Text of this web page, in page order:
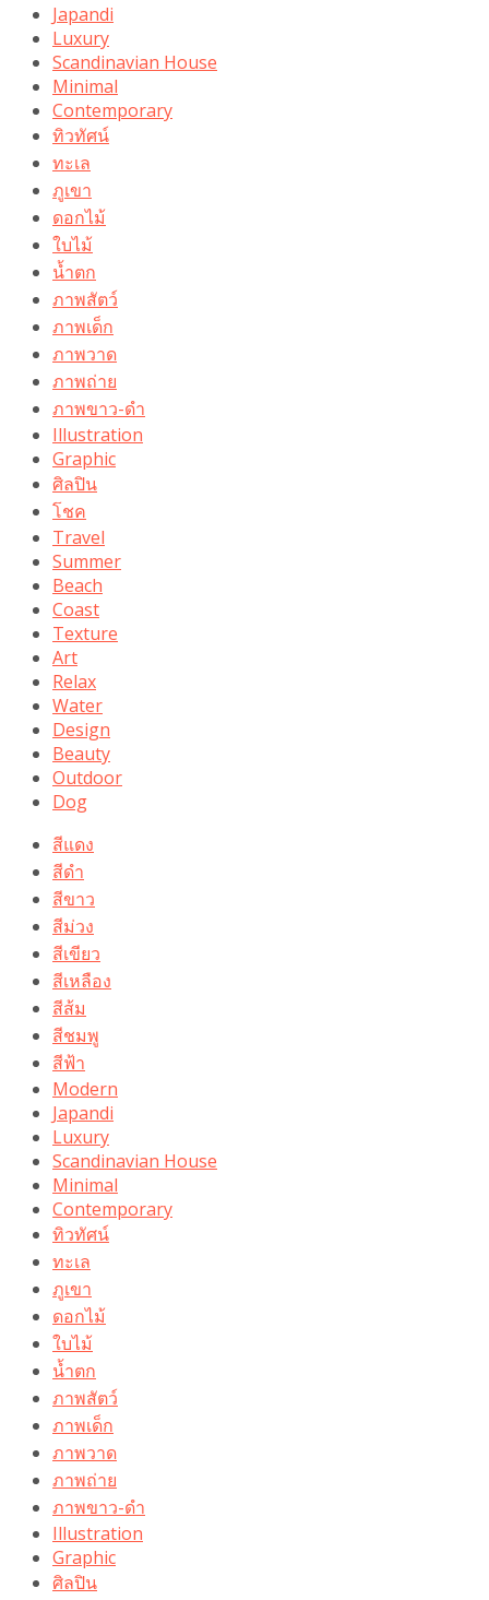
Japandi
Luxury
Scandinavian House
Minimal
Contemporary
ทิวทัศน์
ทะเล
ภูเขา
ดอกไม้
ใบไม้
น้ำตก
ภาพสัตว์
ภาพเด็ก
ภาพวาด
ภาพถ่าย
ภาพขาว-ดำ
Illustration
Graphic
ศิลปิน
โชค
Travel
Summer
Beach
Coast
Texture
Art
Relax
Water
Design
Beauty
Outdoor
Dog
สีแดง
สีดำ
สีขาว
สีม่วง
สีเขียว
สีเหลือง
สีส้ม
สีชมพู
สีฟ้า
Modern
Japandi
Luxury
Scandinavian House
Minimal
Contemporary
ทิวทัศน์
ทะเล
ภูเขา
ดอกไม้
ใบไม้
น้ำตก
ภาพสัตว์
ภาพเด็ก
ภาพวาด
ภาพถ่าย
ภาพขาว-ดำ
Illustration
Graphic
ศิลปิน